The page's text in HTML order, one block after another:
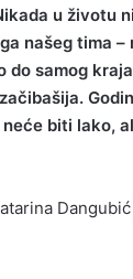
u životu
našeg tima –
do samog
neće biti lako,